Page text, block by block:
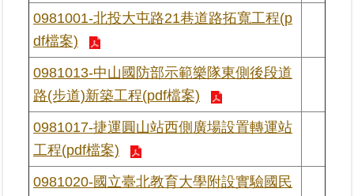
更/
0981001-北投大屯路21巷道路拓寬工程(p
df檔案)
0981013-中山國防部示範樂隊東側後段道
路(步道)新築工程(pdf檔案)
0981017-捷運圓山站西側廣場設置轉運站
工程(pdf檔案)
0981020-國立臺北教育大學附設實驗國民